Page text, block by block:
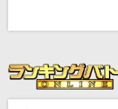
BELIEVERS
人は夢を二度見